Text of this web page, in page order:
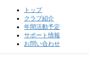
トップ
クラブ紹介
年間活動予定
サポート情報
お問い合わせ